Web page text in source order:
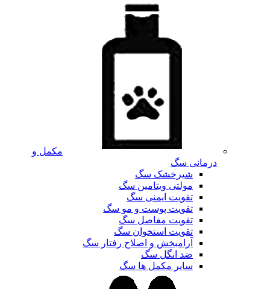
مکمل و
درمانی سگ
شیرخشک سگ
مولتی ویتامین سگ
تقویت ایمنی سگ
تقویت پوست و مو سگ
تقویت مفاصل سگ
تقویت استخوان سگ
آرامبخش و اصلاح رفتار سگ
ضد انگل سگ
سایر مکمل ها سگ